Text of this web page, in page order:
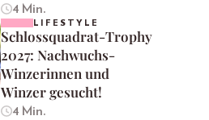
4 Min.
LIFESTYLE
Schlossquadrat-Trophy
2027: Nachwuchs-
Winzerinnen und
Winzer gesucht!
4 Min.